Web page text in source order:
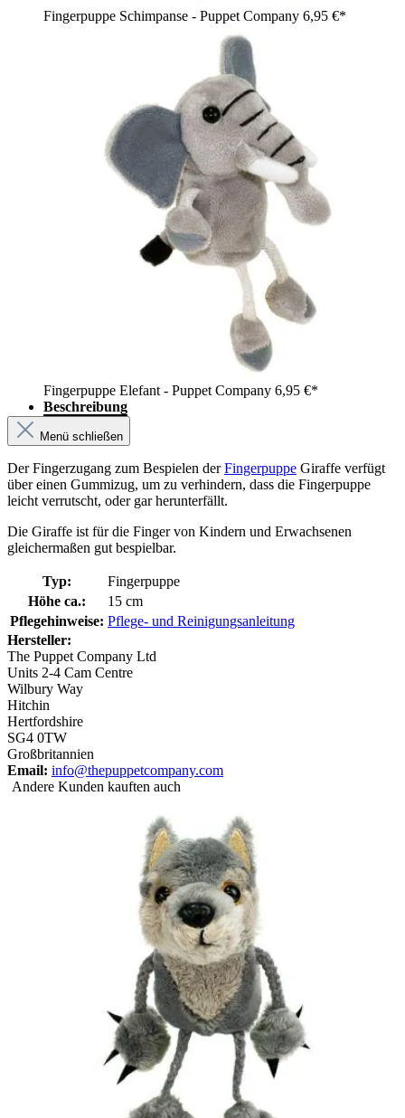
Fingerpuppe Schimpanse - Puppet Company 6,95 €*
Fingerpuppe Elefant - Puppet Company 6,95 €*
Beschreibung
Menü schließen
Der Fingerzugang zum Bespielen derFingerpuppe Giraffe verfügt
über einen Gummizug, um zu verhindern, dass die Fingerpuppe
leicht verrutscht, oder gar herunterfällt.
Die Giraffe ist für die Finger von Kindern und Erwachsenen
gleichermaßen gut bespielbar.
Typ:
Fingerpuppe
Höhe ca.:
15 cm
Pflegehinweise: Pflege- und Reinigungsanleitung
Hersteller:
The Puppet Company Ltd
Units 2-4 Cam Centre
Wilbury Way
Hitchin
Hertfordshire
SG4 0TW
Großbritannien
Email: info@thepuppetcompany.com
Andere Kunden kauften auch